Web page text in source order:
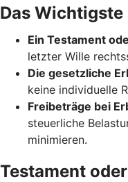
Das Wichtigste
Ein Testament
letzter Wille
Die gesetzliche
keine individuelle
Freibeträge bei
steuerliche
minimieren.
Testament